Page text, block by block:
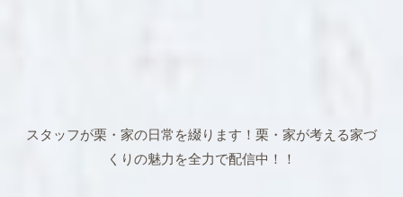
スタッフが栗・家の日常を綴ります！ 栗・家が考える家づ
くりの魅力を全力で配信中！！